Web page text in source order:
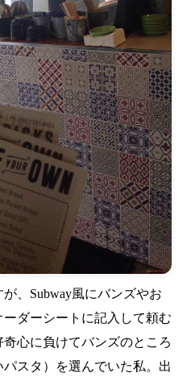
、Subway風にバンズやお
ダーシートに記入して頼む
心に負けてバンズのところ
スタ）を選んでいた私。出